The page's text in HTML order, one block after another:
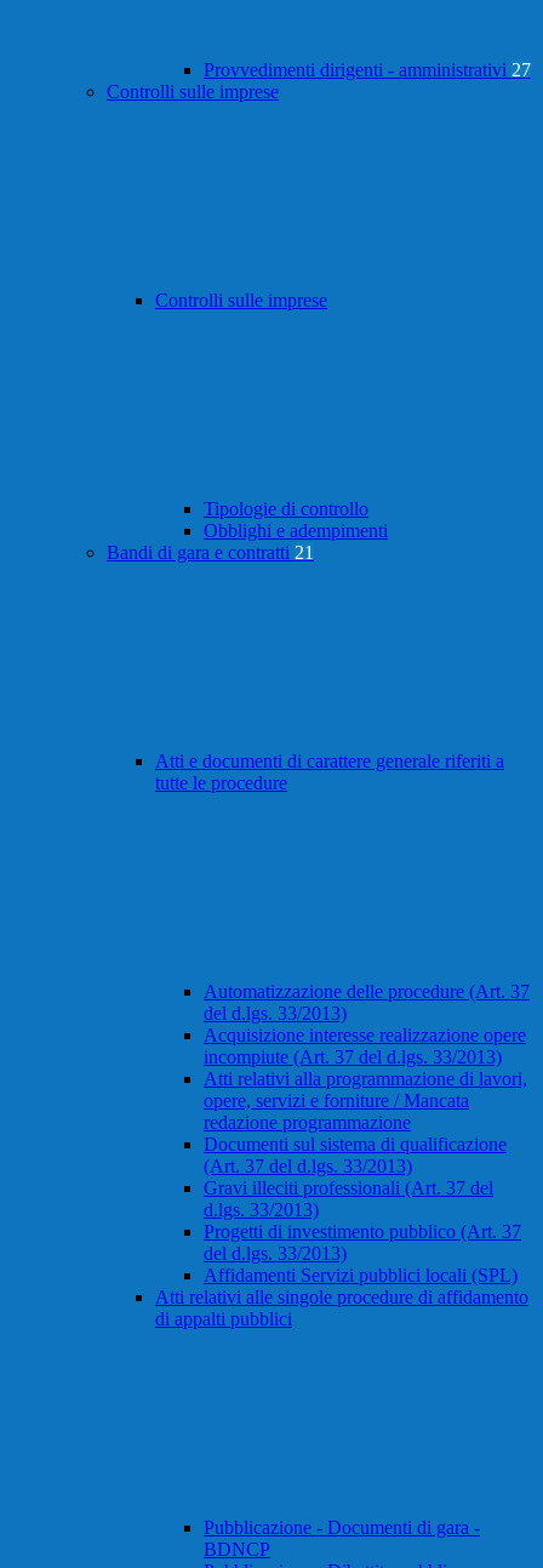
Provvedimenti dirigenti - amministrativi 27
Controlli sulle imprese
Controlli sulle imprese
Tipologie di controllo
Obblighi e adempimenti
Bandi di gara e contratti 21
Atti e documenti di carattere generale riferiti a
tutte le procedure
Automatizzazione delle procedure (Art. 37
del d.lgs. 33/2013)
Acquisizione interesse realizzazione opere
incompiute (Art. 37 del d.lgs. 33/2013)
Atti relativi alla programmazione di lavori,
opere, servizi e forniture / Mancata
redazione programmazione
Documenti sul sistema di qualificazione
(Art. 37 del d.lgs. 33/2013)
Gravi illeciti professionali (Art. 37 del
d.lgs. 33/2013)
Progetti di investimento pubblico (Art. 37
del d.lgs. 33/2013)
Affidamenti Servizi pubblici locali (SPL)
Atti relativi alle singole procedure di affidamento
di appalti pubblici
Pubblicazione - Documenti di gara -
BDNCP